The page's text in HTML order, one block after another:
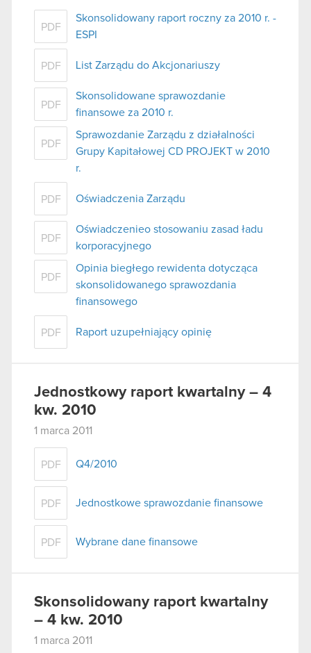
PDF
Skonsolidowany raport roczny za 2010 r. -
ESPI
PDF List Zarządu do Akcjonariuszy
PDF
Skonsolidowane sprawozdanie
finansowe za 2010 r.
PDF
Sprawozdanie Zarządu z działalności
Grupy Kapitałowej CD PROJEKT w 2010
r.
PDF Oświadczenia Zarządu
PDF
Oświadczenieo stosowaniu zasad ładu
korporacyjnego
PDF
Opinia biegłego rewidenta dotycząca
skonsolidowanego sprawozdania
finansowego
PDF Raport uzupełniający opinię
Jednostkowy raport kwartalny – 4
kw. 2010
1 marca 2011
PDF Q4/2010
PDF Jednostkowe sprawozdanie finansowe
PDF Wybrane dane finansowe
Skonsolidowany raport kwartalny
– 4 kw. 2010
1 marca 2011